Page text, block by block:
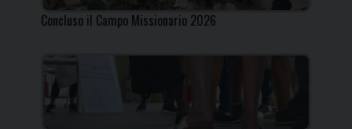
Concluso il Campo Missionario 2026